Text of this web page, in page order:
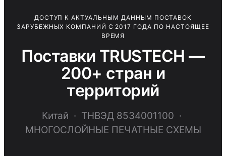
ДОСТУП К АКТУАЛЬНЫМ ДАННЫМ ПОСТАВОК
ЗАРУБЕЖНЫХ КОМПАНИЙ С 2017 ГОДА ПО НАСТОЯЩЕЕ
ВРЕМЯ
Поставки TRUSTECH —
200+ стран и
территорий
Китай · ТНВЭД 8534001100 ·
МНОГОСЛОЙНЫЕ ПЕЧАТНЫЕ СХЕМЫ